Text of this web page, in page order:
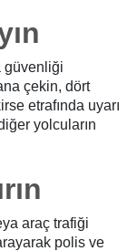
güvenliği
çekin, dört
etrafında uyarı
yolcuların
araç trafiği
polis ve